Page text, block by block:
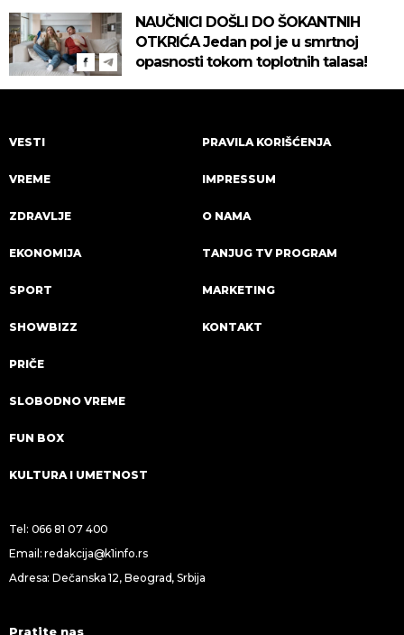
NAUČNICI DOŠLI DO ŠOKANTNIH
OTKRIĆA Jedan pol je u smrtnoj
opasnosti tokom toplotnih talasa!
VESTI
VREME
ZDRAVLJE
EKONOMIJA
SPORT
SHOWBIZZ
PRIČE
SLOBODNO VREME
FUN BOX
KULTURA I UMETNOST
PRAVILA KORIŠĆENJA
IMPRESSUM
O NAMA
TANJUG TV PROGRAM
MARKETING
KONTAKT
Tel: 066 81 07 400
Email:redakcija@k1info.rs
Adresa: Dečanska 12, Beograd, Srbija
Pratite nas